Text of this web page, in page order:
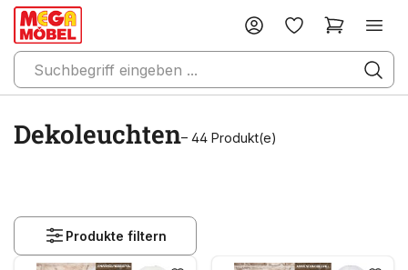
Dekoleuchten– 44 Produkt(e)
Produkte filtern